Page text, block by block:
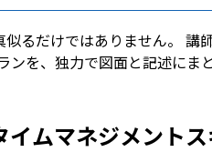
るだけではありません。 講
を、独力で図面と記述にま
ムマネジメント